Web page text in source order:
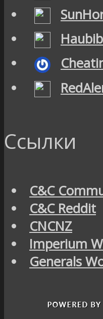
Ссылки
C&C
C&C Reddit
CNCNZ
Imperium
Generals